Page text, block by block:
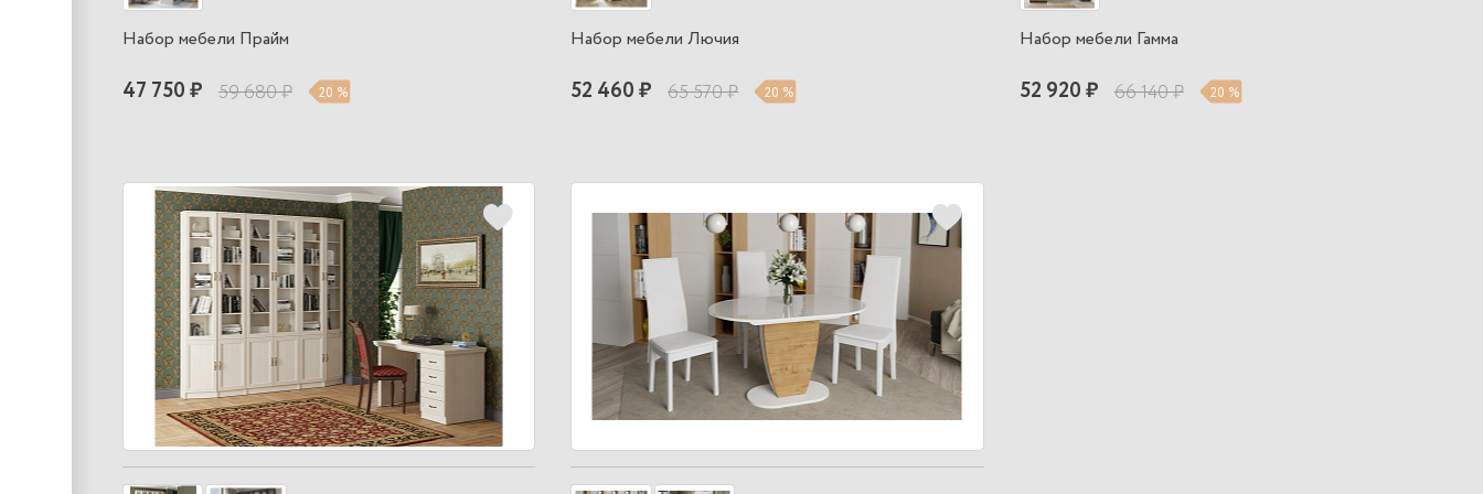
Набор мебели Прайм
47 750 ₽ 59 680 ₽ 20 %
Набор мебели Лючия
52 460 ₽ 65 570 ₽ 20 %
Набор мебели Гамма
52 920 ₽ 66 140 ₽ 20 %